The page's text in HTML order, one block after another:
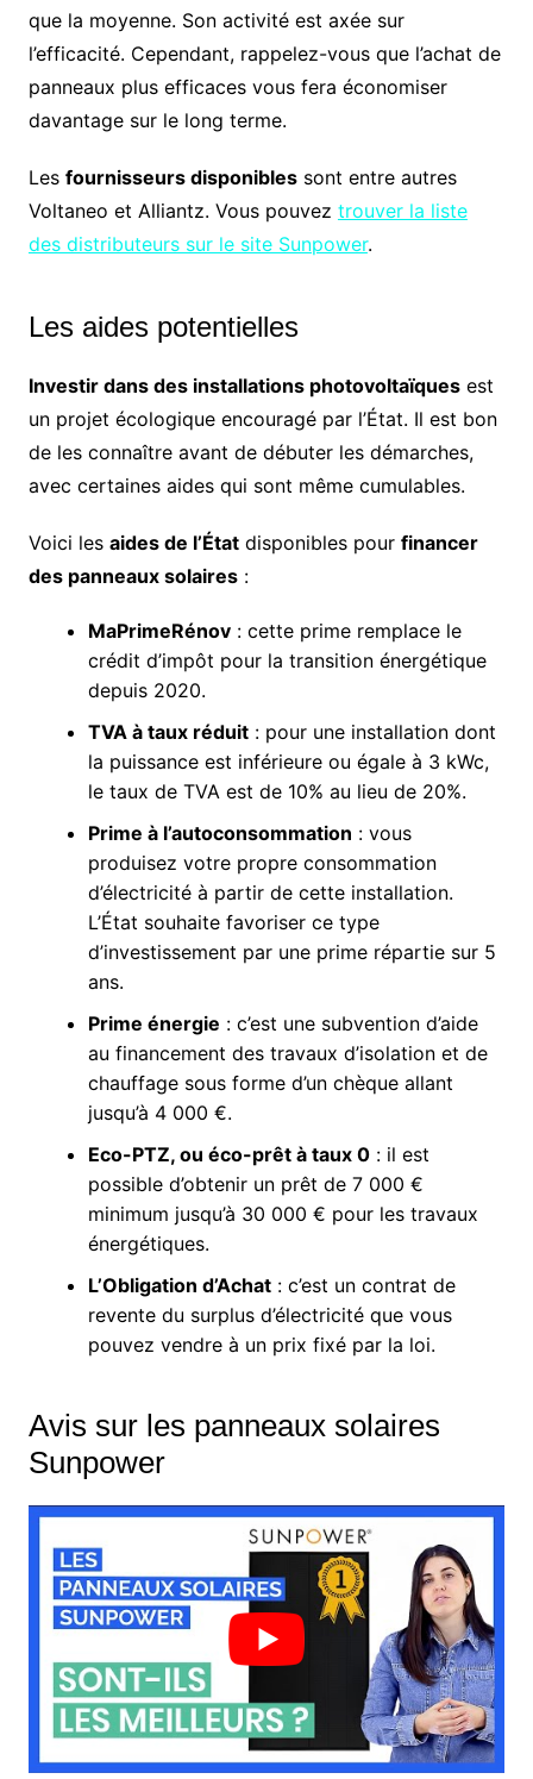
que la moyenne. Son activité est axée sur
l’efficacité. Cependant, rappelez-vous que l’achat de
panneaux plus efficaces vous fera économiser
davantage sur le long terme.
Les fournisseurs disponiblessont entre autres
Voltaneo et Alliantz. Vous pouvez trouver la liste
des distributeurs sur le site Sunpower.
Les aides potentielles
Investir dans des installations photovoltaïquesest
un projet écologique encouragé par l’État. Il est bon
de les connaître avant de débuter les démarches,
avec certaines aides qui sont même cumulables.
Voici les aides de l’Étatdisponibles pour financer
des panneaux solaires:
MaPrimeRénov: cette prime remplace le
crédit d’impôt pour la transition énergétique
depuis 2020.
TVA à taux réduit: pour une installation dont
la puissance est inférieure ou égale à 3 kWc,
le taux de TVA est de 10% au lieu de 20%.
Prime à l’autoconsommation : vous
produisez votre propre consommation
d’électricité à partir de cette installation.
L’État souhaite favoriser ce type
d’investissement par une prime répartie sur 5
ans.
Prime énergie : c’est une subvention d’aide
au financement des travaux d’isolation et de
chauffage sous forme d’un chèque allant
jusqu’à 4 000 €.
Eco-PTZ, ou éco-prêt à taux 0: il est
possible d’obtenir un prêt de 7 000 €
minimum jusqu’à 30 000 € pour les travaux
énergétiques.
L’Obligation d’Achat: c’est un contrat de
revente du surplus d’électricité que vous
pouvez vendre à un prix fixé par la loi.
Avis sur les panneaux solaires
Sunpower